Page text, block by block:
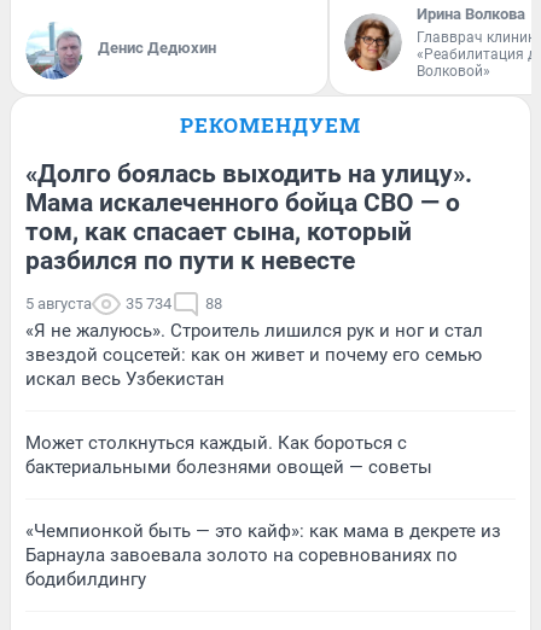
Денис Дедюхин
Ирина Волкова
Главврач
«Реабилитация
Волковой»
РЕКОМЕНДУЕМ
«Долго боялась выходить на улицу».
Мама искалеченного бойца СВО — о
том, как спасает сына, который
разбился по пути к невесте
5 августа 35 734 88
«Я не жалуюсь». Строитель лишился рук и ног и стал
звездой соцсетей: как он живет и почему его семью
искал весь Узбекистан
Может столкнуться каждый. Как бороться с
бактериальными болезнями овощей — советы
«Чемпионкой быть — это кайф»: как мама в декрете из
Барнаула завоевала золото на соревнованиях по
бодибилдингу